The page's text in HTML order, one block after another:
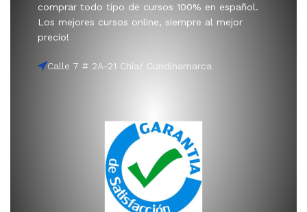
comprar todo tipo de cursos 100% en español.
Los mejores cursos online, siempre al mejor
precio!
Calle 7 # 2A-21 Chía/ Cundinamarca